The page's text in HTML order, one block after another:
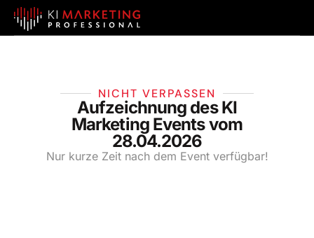
NICHT VERPASSEN
Aufzeichnung des KI
Marketing Events vom
28.04.2026
Nur kurze Zeit nach dem Event verfügbar!